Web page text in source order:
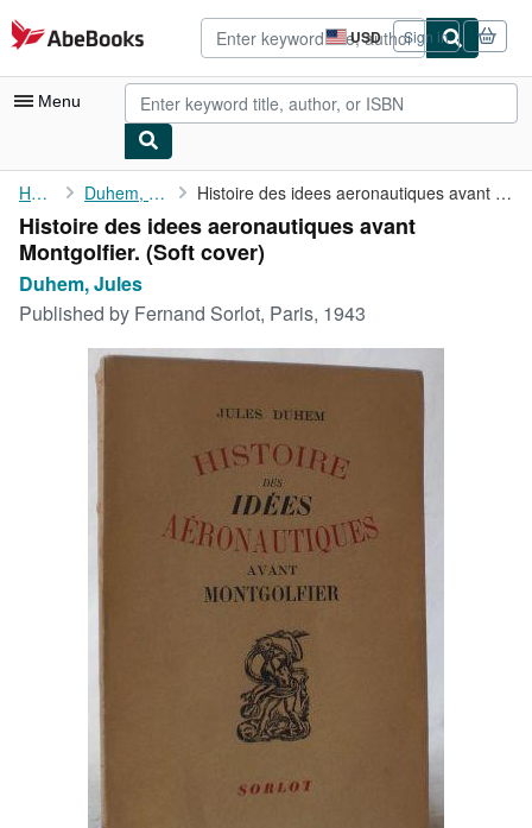
Skip to main content
AbeBooks.com USD
Site
shopping
preferences
Sign in
Menu
My Account
My Purchases
Advanced Search
Browse Collections
Rare Books
Art & Collectibles
CLOSE
Home Duhem, Jules Histoire des idees aeronautiques avant Montgolfier.
Histoire des idees aeronautiques avant
Montgolfier. (Soft cover)
Duhem, Jules
Published by Fernand Sorlot, Paris, 1943